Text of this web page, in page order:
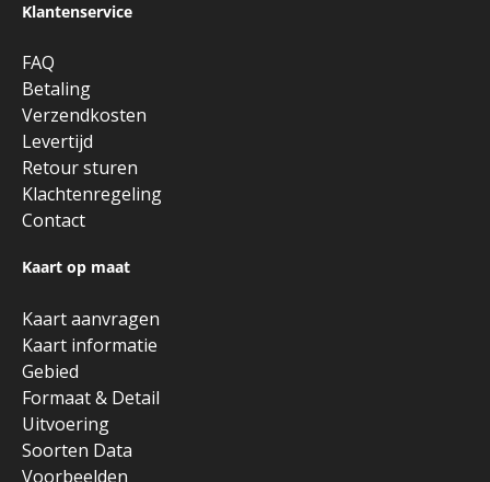
Klantenservice
FAQ
Betaling
Verzendkosten
Levertijd
Retour sturen
Klachtenregeling
Contact
Kaart op maat
Kaart aanvragen
Kaart informatie
Gebied
Formaat & Detail
Uitvoering
Soorten Data
Voorbeelden